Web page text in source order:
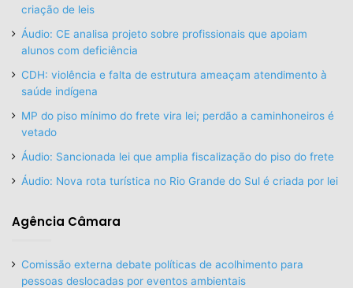
criação de leis
Áudio: CE analisa projeto sobre profissionais que apoiam
alunos com deficiência
CDH: violência e falta de estrutura ameaçam atendimento à
saúde indígena
MP do piso mínimo do frete vira lei; perdão a caminhoneiros é
vetado
Áudio: Sancionada lei que amplia fiscalização do piso do frete
Áudio: Nova rota turística no Rio Grande do Sul é criada por lei
Agência Câmara
Comissão externa debate políticas de acolhimento para
pessoas deslocadas por eventos ambientais